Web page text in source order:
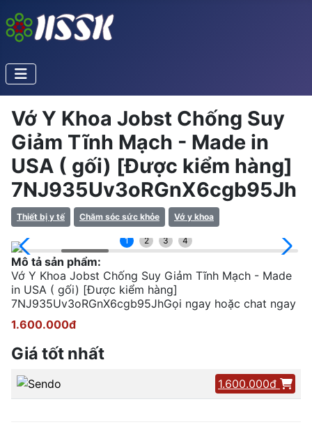
Vớ Y Khoa Jobst Chống Suy
Giảm Tĩnh Mạch - Made in
USA ( gối) [Được kiểm hàng]
7NJ935Uv3oRGnX6cgb95Jh
Thiết bị y tế Chăm sóc sức khỏe Vớ y khoa
1 2 3 4
Mô tả sản phẩm:
Vớ Y Khoa Jobst Chống Suy Giảm Tĩnh Mạch - Made
in USA ( gối) [Được kiểm hàng]
7NJ935Uv3oRGnX6cgb95JhGọi ngay hoặc chat ngay
1.600.000đ
Giá tốt nhất
1.600.000đ